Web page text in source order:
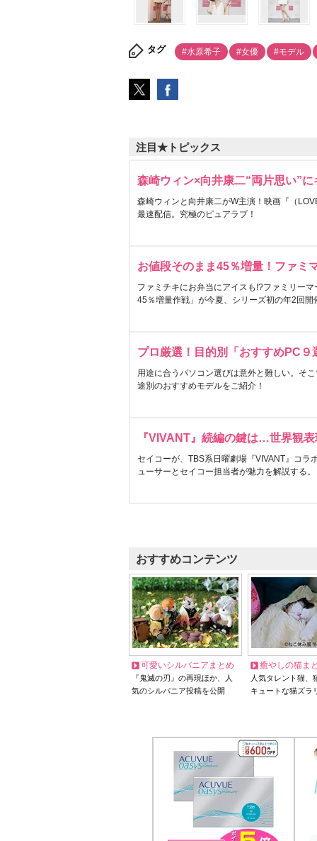
タグ #水原希子 #女優 #モデル
注目★トピックス
森崎ウィン×向井康二“両片思い”
森崎ウィンと向井康二がW主演！映画『（
最速配信。究極のピュアラブ！
お値段そのまま45％増量！ファミ
ファミチキにお弁当にアイスも!?ファミリー
45％増量作戦」が今夏、シリーズ初の年2回開
プロ厳選！目的別「おすすめPC９
用途に合うパソコン選びは意外と難しい。そ
途別のおすすめモデルをご紹介！
『VIVANT』続編の鍵は…世界観
セイコーが、TBS系日曜劇場『VIVANT』コラ
ューサーとセイコー担当者が魅力を解説する。
おすすめコンテンツ
可愛いシルバニアまとめ
『鬼滅の刃』の再現ほか、人
気のシルバニア投稿を公開
癒やしの猫ま
人気タレント猫
キュートな猫ズラ